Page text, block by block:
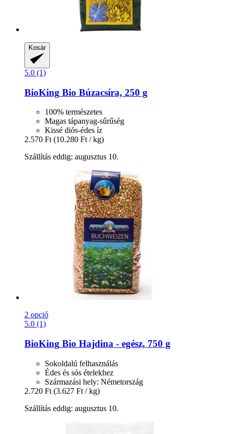
Kosár
5.0 (1)
BioKing Bio Búzacsíra, 250 g
100% természetes
Magas tápanyag-sűrűség
Kissé diós-édes íz
2.570 Ft (10.280 Ft / kg)
Szállítás eddig: augusztus 10.
2 opció
5.0 (1)
BioKing Bio Hajdina -​ egész, 750 g
Sokoldalú felhasználás
Édes és sós ételekhez
Származási hely: Németország
2.720 Ft (3.627 Ft / kg)
Szállítás eddig: augusztus 10.